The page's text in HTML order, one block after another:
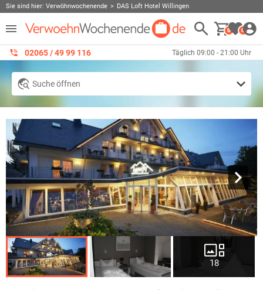
Sie sind hier: Verwöhnwochenende DAS Loft Hotel Willingen
0 0
02065 / 49 ‌99 116 Täglich 09:00 - 21:00 Uhr
Suche öffnen
18